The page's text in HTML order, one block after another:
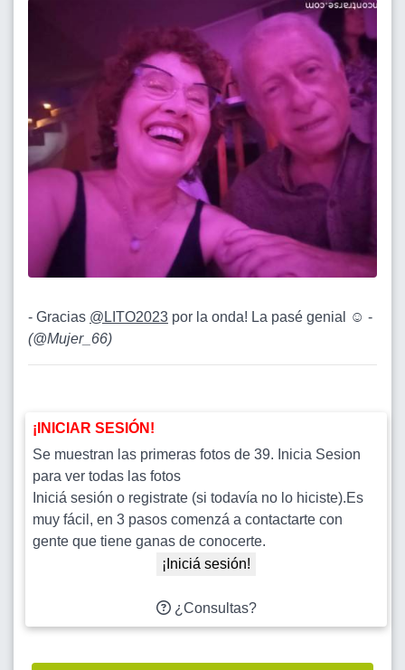
- Gracias @LITO2023 por la onda! La pasé genial ☺️ -
(@Mujer_66)
¡INICIAR SESIÓN!
Se muestran las primeras fotos de 39. Inicia Sesion
para ver todas las fotos
Iniciá sesión o registrate (si todavía no lo hiciste).Es
muy fácil, en 3 pasos comenzá a contactarte con
gente que tiene ganas de conocerte.
¡Iniciá sesión!
¿Consultas?